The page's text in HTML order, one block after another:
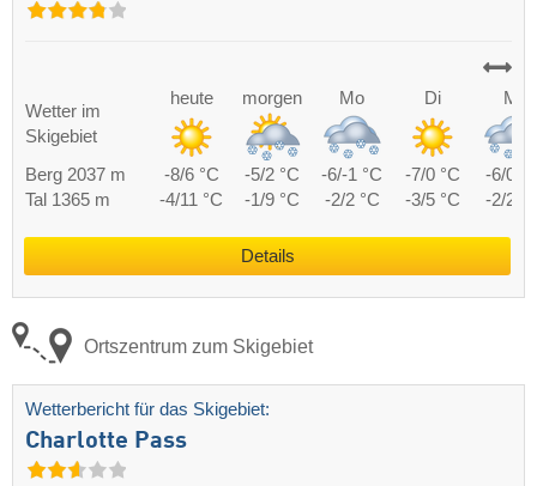
Wetter im
Skigebiet
heute morgen Mo Di Mi
Berg 2037 m -8/6 °C -5/2 °C -6/-1 °C -7/0 °C
-6/0
Tal 1365 m
-4/11 °C -1/9 °C -2/2 °C -3/5 °C -2/2
Details
Ortszentrum zum Skigebiet
Wetterbericht für das Skigebiet:
Charlotte Pass